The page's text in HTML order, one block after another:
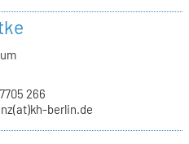
266
berlin.de